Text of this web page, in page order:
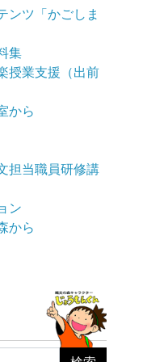
ンツ「かごしま
集
授業支援（出前
から
担当職員研修講
ン
から